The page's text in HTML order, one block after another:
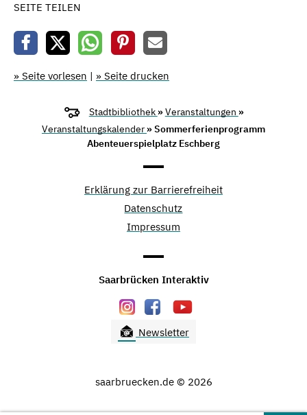
SEITE TEILEN
» Seite vorlesen | » Seite drucken
Stadtbibliothek »Veranstaltungen »
Veranstaltungskalender » Sommerferienprogramm
Abenteuerspielplatz Eschberg
Erklärung zur Barrierefreiheit
Datenschutz
Impressum
Saarbrücken Interaktiv
Newsletter
saarbruecken.de © 2026